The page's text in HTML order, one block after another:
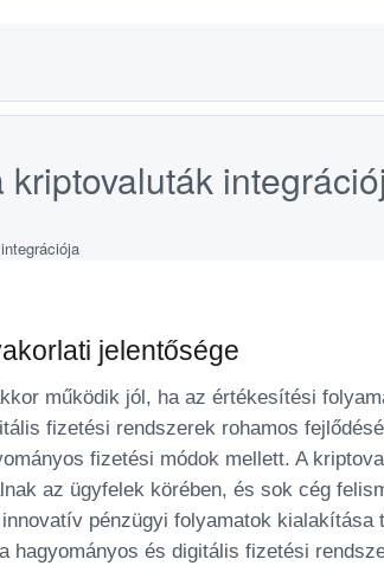
jelentősége
működik jól, ha az értékesítési
fizetési rendszerek rohamos
fizetési módok mellett. A
az ügyfelek körében, és sok cég
pénzügyi folyamatok
hagyományos és digitális fizetési